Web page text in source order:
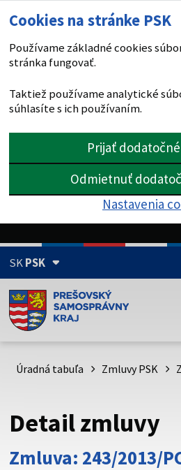
Cookies na stránke PSK
Používame základné cookies
stránka fungovať.
Taktiež používame analytické
súhlasíte s ich používaním.
Prijať
Odmietnuť
Nastavenia
SKPSK
Doména psk.sk je oficiálna
Toto je oficiálna webová stránka
psk.sk.
Buďte pozorní a vždy sa uistite,
cez zabezpečenú webovú
vždy začína https:// pred názvom
Úradná tabuľa Zmluvy PSK
Detail zmluvy
Zmluva: 243/2013/